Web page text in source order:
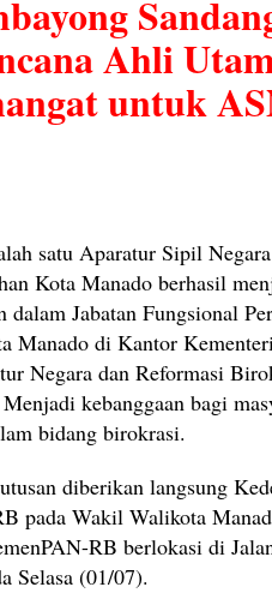
Ahli
untuk
satu Aparatur Sipil
Kota Manado berhasil
dalam Jabatan Fungsional
Manado di Kantor
Negara dan Reformasi
kebanggaan bagi
bidang birokrasi.
diberikan langsung
pada Wakil Walikota
RB berlokasi di
Selasa (01/07).